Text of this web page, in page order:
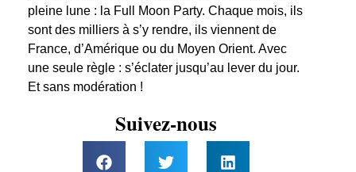
pleine lune : la Full Moon Party. Chaque mois, ils
sont des milliers à s’y rendre, ils viennent de
France, d’Amérique ou du Moyen Orient. Avec
une seule règle : s’éclater jusqu’au lever du jour.
Et sans modération !
Suivez-nous